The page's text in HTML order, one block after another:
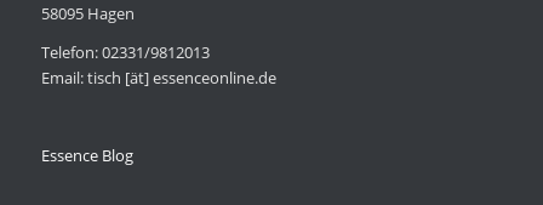
58095 Hagen
Telefon: 02331/9812013
Email: tisch [ät] essenceonline.de
Essence Blog